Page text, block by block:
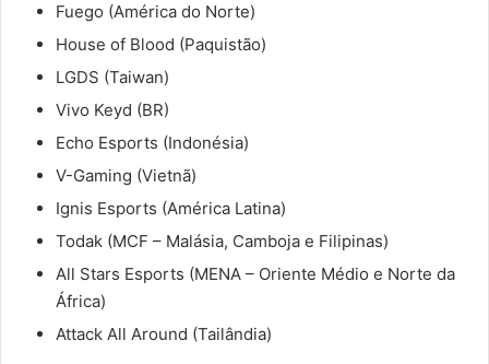
Fuego (América do Norte)
House of Blood (Paquistão)
LGDS (Taiwan)
Vivo Keyd (BR)
Echo Esports (Indonésia)
V-Gaming (Vietnã)
Ignis Esports (América Latina)
Todak (MCF – Malásia, Camboja e Filipinas)
All Stars Esports (MENA – Oriente Médio e Norte da
África)
Attack All Around (Tailândia)